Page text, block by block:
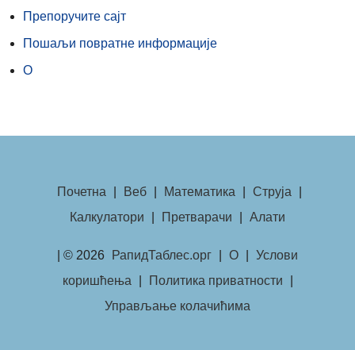
Препоручите сајт
Пошаљи повратне информације
О
Почетна Веб Математика Струја
Калкулатори
Претварачи Алати
| © 2026 РапидТаблес.орг О
Услови
коришћења
Политика приватности
Управљање колачићима